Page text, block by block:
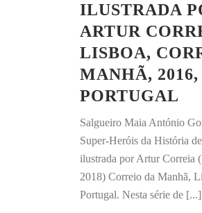
ILUSTRADA
ARTUR
LISBOA,
MANHÃ, 2016,
PORTUGAL
Salgueiro Maia António
Super-Heróis da História
ilustrada por Artur Correia
2018) Correio da Manhã,
Portugal. Nesta série de [...]